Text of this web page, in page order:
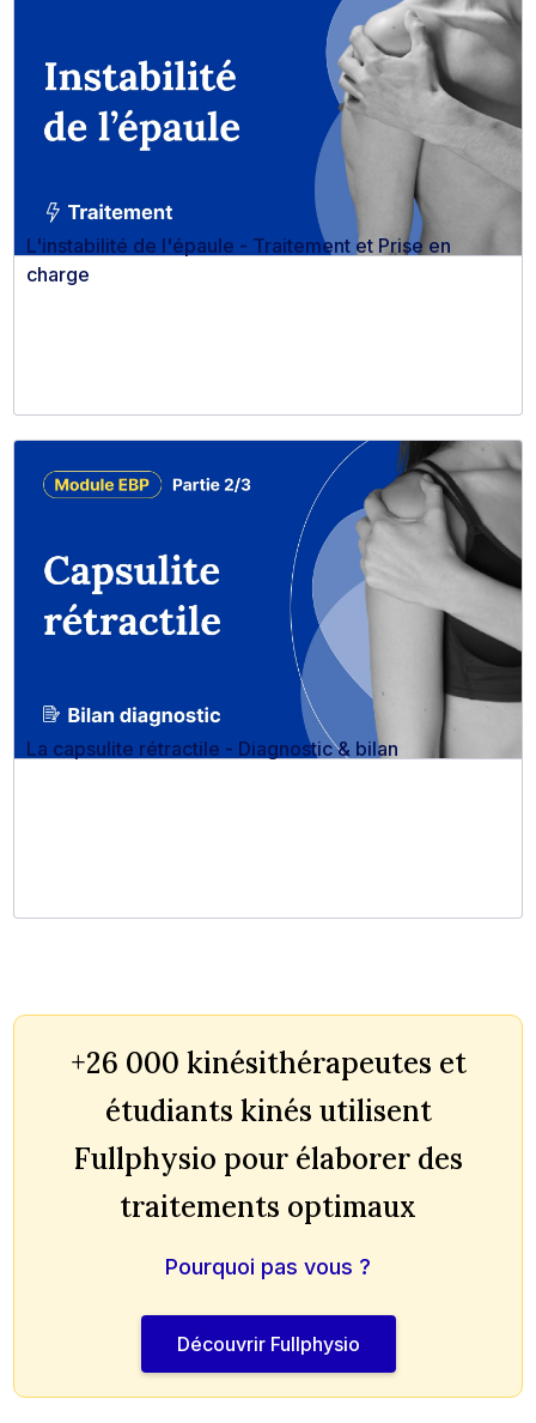
L'instabilité de l'épaule - Traitement et Prise en
charge
La capsulite rétractile - Diagnostic & bilan
+26 000 kinésithérapeutes et
étudiants kinés utilisent
Fullphysio pour élaborer des
traitements optimaux
Pourquoi pas vous ?
Découvrir Fullphysio